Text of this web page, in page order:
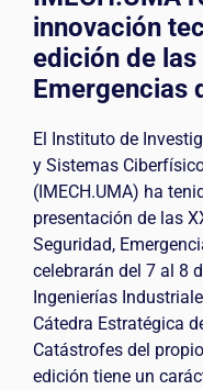
innovación
edición de
Emergencias
El Instituto de
y Sistemas
(IMECH.UMA) ha
presentación de las
Seguridad,
celebrarán del 7 al 8
Ingenierías
Cátedra Estratégica
Catástrofes del
edición tiene un